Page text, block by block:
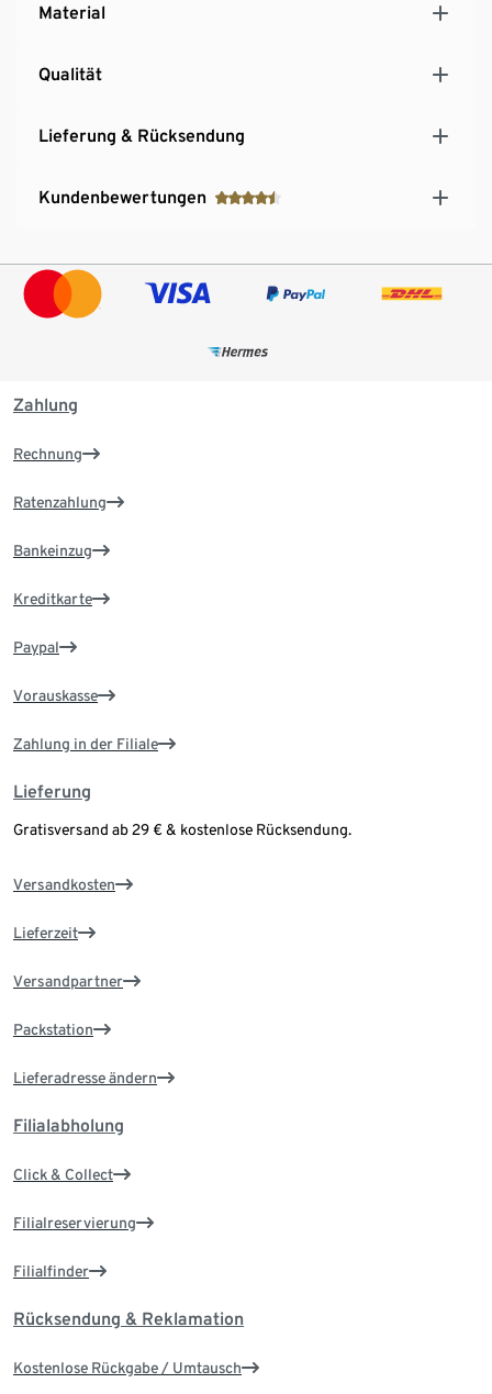
Material
Qualität
Lieferung & Rücksendung
Kundenbewertungen
Zahlung
Rechnung
Ratenzahlung
Bankeinzug
Kreditkarte
Paypal
Vorauskasse
Zahlung in der Filiale
Lieferung
Gratisversand ab 29 € & kostenlose Rücksendung.
Versandkosten
Lieferzeit
Versandpartner
Packstation
Lieferadresse ändern
Filialabholung
Click & Collect
Filialreservierung
Filialfinder
Rücksendung & Reklamation
Kostenlose Rückgabe / Umtausch